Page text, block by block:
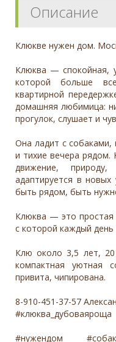
Описание
Клюкве нужен дом.
Клюква — спокойная,
которой больше
квартирной
домашняя любимица:
прогулок, слушает и
Она ладит с
и тихие вечера рядом.
движение,
адаптируется в
быть рядом, быть
Клюква — это
с которой каждый день
Клю около 3,5 лет,
компактная уютная
привита, чипирована.
8-910-451-37-57
#клюква_дубоваяроща
#нужендом